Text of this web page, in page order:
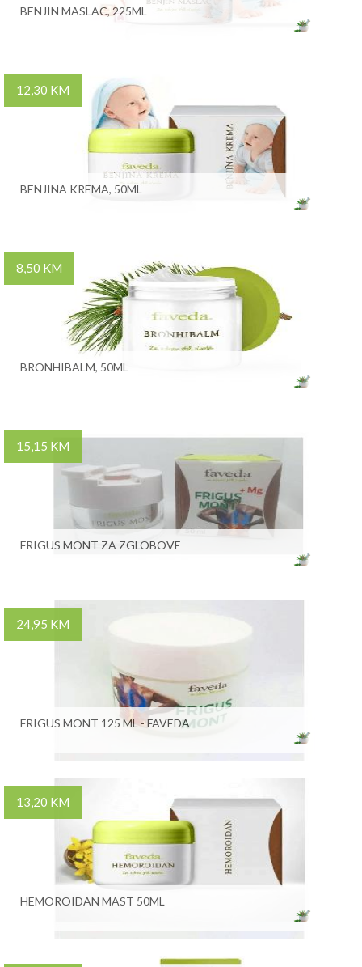
BENJIN MASLAC, 225ML
12,30 KM
BENJINA KREMA, 50ML
8,50 KM
BRONHIBALM, 50ML
15,15 KM
FRIGUS MONT ZA ZGLOBOVE
24,95 KM
FRIGUS MONT 125 ML - FAVEDA
13,20 KM
HEMOROIDAN MAST 50ML